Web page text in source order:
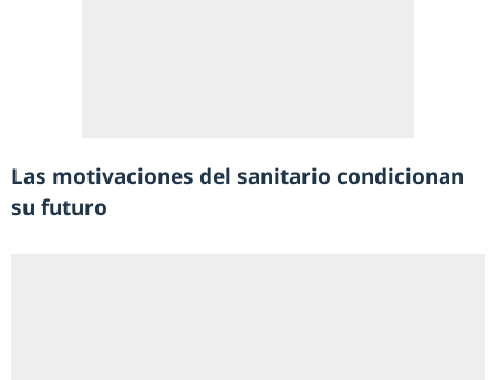
Las motivaciones del sanitario condicionan
su futuro